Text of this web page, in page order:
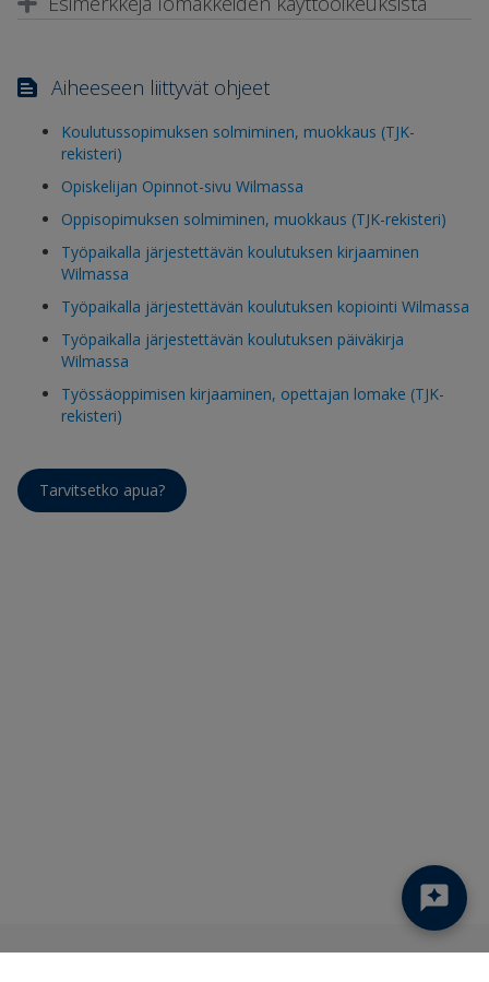
Aiheeseen liittyvät ohjeet
Koulutussopimuksen solmiminen, muokkaus (TJK-
rekisteri)
Opiskelijan Opinnot-sivu Wilmassa
Oppisopimuksen solmiminen, muokkaus (TJK-rekisteri)
Työpaikalla järjestettävän koulutuksen kirjaaminen
Wilmassa
Työpaikalla järjestettävän koulutuksen kopiointi Wilmassa
Työpaikalla järjestettävän koulutuksen päiväkirja
Wilmassa
Työssäoppimisen kirjaaminen, opettajan lomake (TJK-
rekisteri)
Tarvitsetko apua?